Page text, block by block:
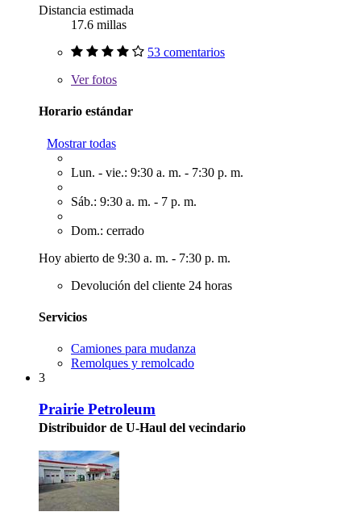
Distancia estimada
17.6 millas
53 comentarios
Verfotos
Horario estándar
Mostrar todas
Lun. - vie.: 9:30 a. m. - 7:30 p. m.
Sáb.: 9:30 a. m. - 7 p. m.
Dom.: cerrado
Hoy abierto de 9:30 a. m. - 7:30 p. m.
Devolución del cliente 24 horas
Servicios
Camiones para mudanza
Remolques y remolcado
3
Prairie Petroleum
Distribuidor de U-Haul del vecindario